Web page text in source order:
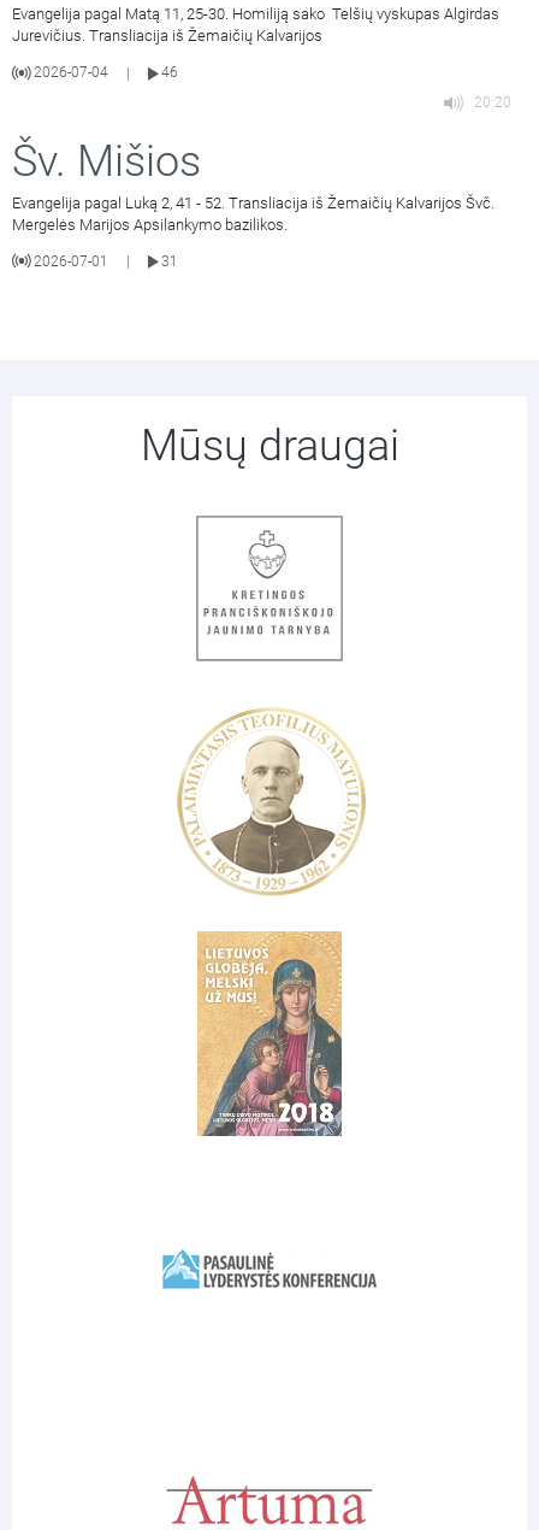
Evangelija pagal Matą 11, 25-30. Homiliją sako Telšių vyskupas Algirdas
Jurevičius. Transliacija iš Žemaičių Kalvarijos
2026-07-04
46
20:20
Šv. Mišios
Evangelija pagal Luką 2, 41 - 52. Transliacija iš Žemaičių Kalvarijos Švč.
Mergelės Marijos Apsilankymo bazilikos.
2026-07-01 31
Mūsų draugai